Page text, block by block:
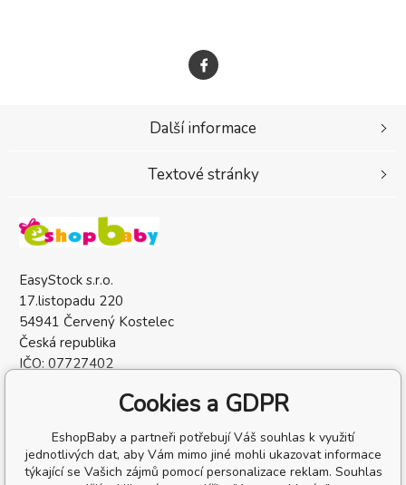
EasyStock s.r.o.
17.listopadu 220
54941 Červený Kostelec
Česká republika
IČO: 07727402
Další informace
Textové stránky
Cookies a GDPR
EshopBaby a partneři potřebují Váš souhlas k využití
jednotlivých dat, aby Vám mimo jiné mohli ukazovat informace
týkající se Vašich zájmů pomocí personalizace reklam. Souhlas